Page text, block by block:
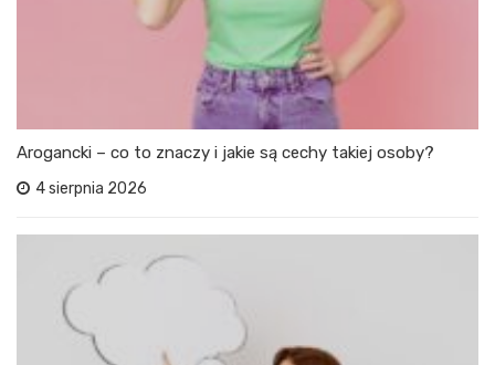
Arogancki – co to znaczy i jakie są cechy takiej osoby?
4 sierpnia 2026